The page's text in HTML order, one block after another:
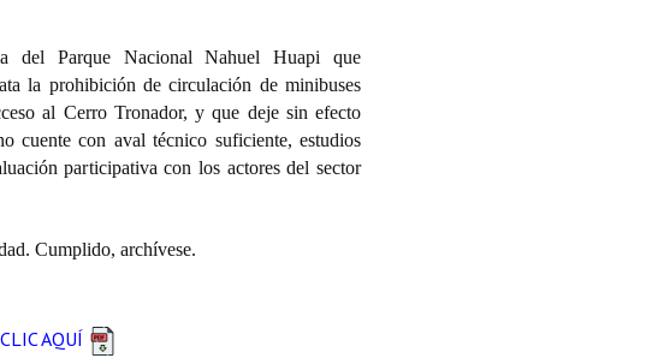
del Parque Nacional Nahuel Huapi que
la prohibición de circulación de minibuses
al Cerro Tronador, y que deje sin efecto
cuente con aval técnico suficiente, estudios
participativa con los actores del sector
Cumplido, archívese.
CLIC AQUÍ